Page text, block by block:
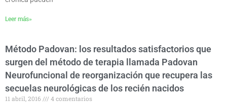
Leer más»
Método Padovan: los resultados satisfactorios que
surgen del método de terapia llamada Padovan
Neurofuncional de reorganización que recupera las
secuelas neurológicas de los recién nacidos
11 abril, 2016
4 comentarios